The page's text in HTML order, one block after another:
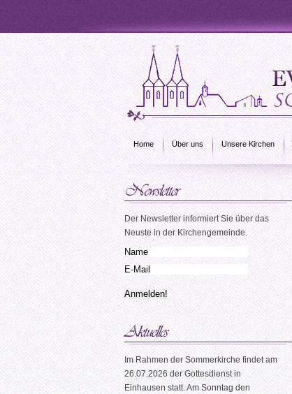
Home Über uns Unsere Kirchen
Der Newsletter informiert Sie über das
Neuste in der Kirchengemeinde.
Im Rahmen der Sommerkirche findet am
26.07.2026 der Gottesdienst in
Einhausen statt. Am Sonntag den